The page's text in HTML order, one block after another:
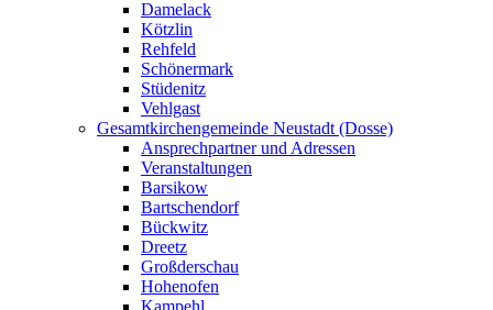
Damelack
Kötzlin
Rehfeld
Schönermark
Stüdenitz
Vehlgast
Gesamtkirchengemeinde Neustadt (Dosse)
Ansprechpartner und Adressen
Veranstaltungen
Barsikow
Bartschendorf
Bückwitz
Dreetz
Großderschau
Hohenofen
Kampehl